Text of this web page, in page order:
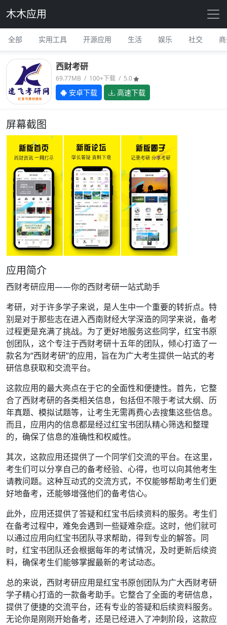
木木应用
全部 实用工具 开源应用 生活 娱乐 社交
西财考研
69.77MB / 100+下载 / 5.0
安卓下载 高速下载
屏幕截图
应用简介
西财考研应用——你的西财考研一站式助手
考研，对于许多学子来说，是人生中一个重要的转折点。特
别是对于那些志在进入西南财经大学深造的同学来说，备考
过程更是充满了挑战。为了更好地服务这些同学，红宝书原
创团队，这个专注于西财考研十五年的团队，倾心打造了一
款名为“西财考研”的应用，旨在为广大考生提供一站式的考
研信息获取和交流平台。
这款应用的最大亮点在于它的全面性和便捷性。首先，它整
合了西财考研的各类相关信息，包括但不限于考试大纲、历
年真题、模拟试题等，让考生无需再费心去搜集这些信息。
而且，应用内的信息都是经过红宝书团队精心筛选和整理
的，确保了信息的准确性和权威性。
其次，这款应用还提供了一个同学们交流的平台。在这里，
考生们可以分享自己的备考经验、心得，也可以向其他考生
请教问题。这种互动式的交流方式，不仅能够帮助考生们更
好地备考，还能够增强他们的备考信心。
此外，应用还提供了答疑和红宝书后续资料的服务。考生们
在备考过程中，难免会遇到一些疑难杂症。这时，他们就可
以通过应用向红宝书团队寻求帮助，得到专业的解答。同
时，红宝书团队还会根据每年的考试情况，及时更新后续资
料，确保考生们能够掌握最新的考试动态。
总的来说，西财考研应用是红宝书原创团队为广大西财考研
学子精心打造的一款备考助手。它整合了全面的考研信息，
提供了便捷的交流平台，还有专业的答疑和后续资料服务。
无论你是刚刚开始备考，还是已经进入了冲刺阶段，这款应